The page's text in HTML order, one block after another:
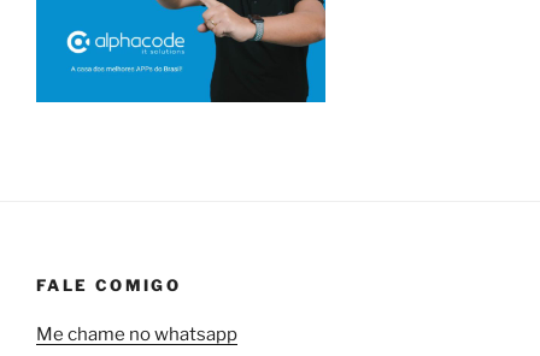
FALE COMIGO
Me chame no whatsapp